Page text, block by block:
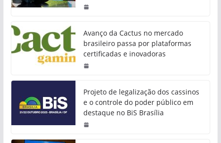
Avanço da Cactus no mercado
brasileiro passa por plataformas
certificadas e inovadoras
Projeto de legalização dos cassinos
e o controle do poder público em
destaque no BiS Brasília